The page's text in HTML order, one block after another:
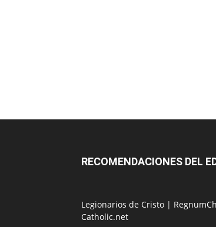
RECOMENDACIONES DEL
Legionarios de Cristo |
Catholic.net